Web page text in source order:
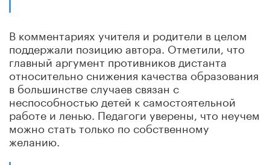
В комментариях учителя и родители в целом
поддержали позицию автора. Отметили, что
главный аргумент противников дистанта
относительно снижения качества образования
в большинстве случаев связан с
неспособностью детей к самостоятельной
работе и ленью. Педагоги уверены, что неучем
можно стать только по собственному
желанию.